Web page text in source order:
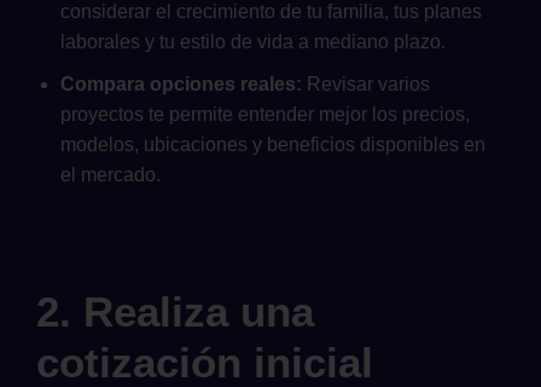
considerar el crecimiento de tu familia, tus planes
laborales y tu estilo de vida a mediano plazo.
Compara opciones reales: Revisar varios
proyectos te permite entender mejor los precios,
modelos, ubicaciones y beneficios disponibles en
el mercado.
2. Realiza una
cotización inicial